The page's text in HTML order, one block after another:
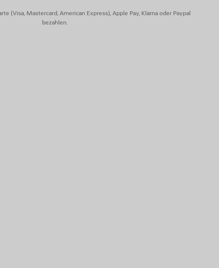
(Visa, Mastercard, American Express), Apple Pay, Klarna oder Paypal
bezahlen.